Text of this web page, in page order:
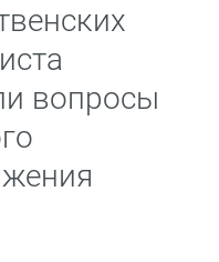
вопросы